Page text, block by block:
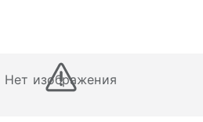
Нет изображения